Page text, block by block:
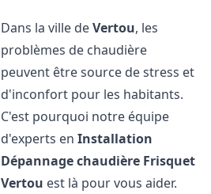
Dans la ville deVertou, les
problèmes de chaudière
peuvent être source de stress et
d'inconfort pour les habitants.
C'est pourquoi notre équipe
d'experts enInstallation
Dépannage chaudière Frisquet
Vertou est là pour vous aider.